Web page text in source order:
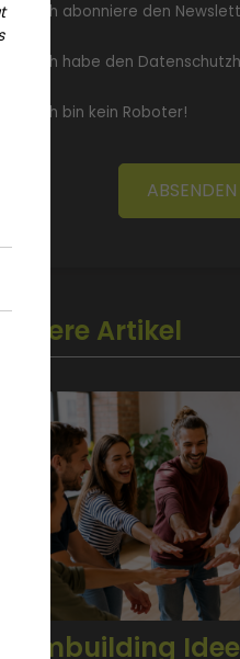
Ich abonniere den
Ich habe den
Ich bin kein Roboter!
ABSENDEN
Weitere Artikel
Teambuilding